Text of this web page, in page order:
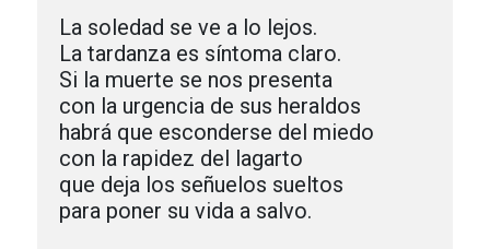
La soledad se ve a lo lejos.
La tardanza es síntoma claro.
Si la muerte se nos presenta
con la urgencia de sus heraldos
habrá que esconderse del miedo
con la rapidez del lagarto
que deja los señuelos sueltos
para poner su vida a salvo.